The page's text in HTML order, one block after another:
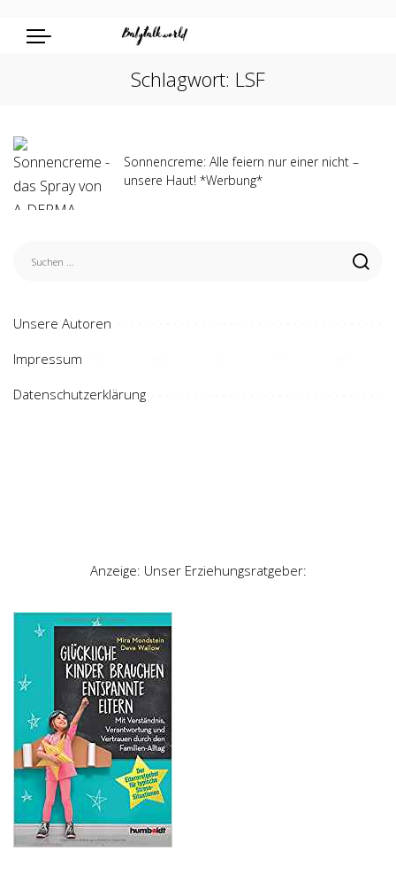
Schlagwort: LSF
Sonnencreme: Alle feiern nur einer nicht –
unsere Haut! *Werbung*
Unsere Autoren
Impressum
Datenschutzerklärung
Anzeige: Unser Erziehungsratgeber: